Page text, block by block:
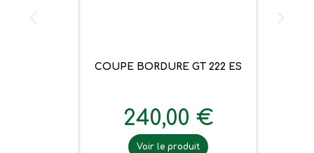
COUPE BORDURE GT 222 ES
240,00 €
Voir le produit